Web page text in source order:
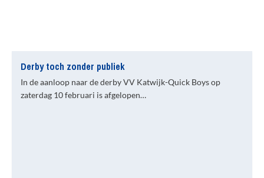
Derby toch zonder publiek
In de aanloop naar de derby VV Katwijk-Quick Boys op
zaterdag 10 februari is afgelopen…